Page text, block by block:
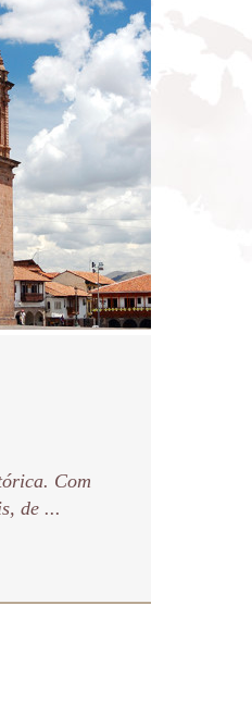
Com
de ...